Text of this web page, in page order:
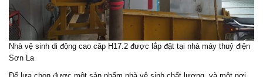
Nhà vệ sinh di động cao câp H17.2 được lắp đặt tại nhà máy thuỷ điện
Sơn La